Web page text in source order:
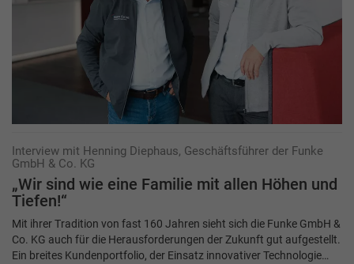
Interview mit Henning Diephaus, Geschäftsführer der Funke
GmbH & Co. KG
„Wir sind wie eine Familie mit allen Höhen und
Tiefen!“
Mit ihrer Tradition von fast 160 Jahren sieht sich die Funke GmbH &
Co. KG auch für die Herausforderungen der Zukunft gut aufgestellt.
Ein breites Kundenportfolio, der Einsatz innovativer Technologie…